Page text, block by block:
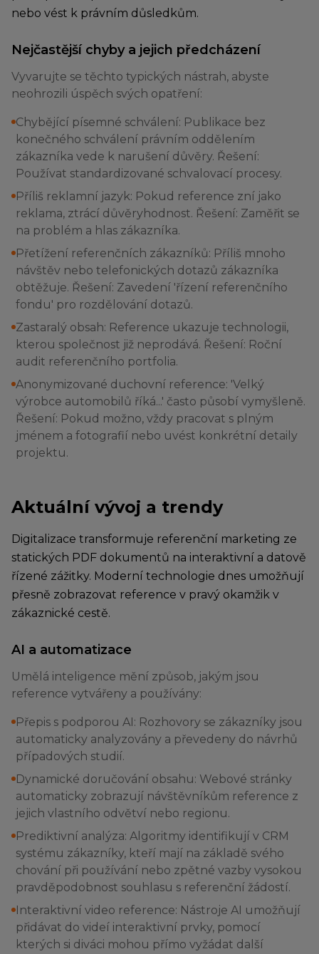
nebo vést k právním důsledkům.
Nejčastější chyby a jejich předcházení
Vyvarujte se těchto typických nástrah, abyste
neohrozili úspěch svých opatření:
Chybějící písemné schválení: Publikace bez
konečného schválení právním oddělením
zákazníka vede k narušení důvěry. Řešení:
Používat standardizované schvalovací procesy.
Příliš reklamní jazyk: Pokud reference zní jako
reklama, ztrácí důvěryhodnost. Řešení: Zaměřit se
na problém a hlas zákazníka.
Přetížení referenčních zákazníků: Příliš mnoho
návštěv nebo telefonických dotazů zákazníka
obtěžuje. Řešení: Zavedení 'řízení referenčního
fondu' pro rozdělování dotazů.
Zastaralý obsah: Reference ukazuje technologii,
kterou společnost již neprodává. Řešení: Roční
audit referenčního portfolia.
Anonymizované duchovní reference: 'Velký
výrobce automobilů říká...' často působí vymyšleně.
Řešení: Pokud možno, vždy pracovat s plným
jménem a fotografií nebo uvést konkrétní detaily
projektu.
Aktuální vývoj a trendy
Digitalizace transformuje referenční marketing ze
statických PDF dokumentů na interaktivní a datově
řízené zážitky. Moderní technologie dnes umožňují
přesně zobrazovat reference v pravý okamžik v
zákaznické cestě.
AI a automatizace
Umělá inteligence mění způsob, jakým jsou
reference vytvářeny a používány:
Přepis s podporou AI: Rozhovory se zákazníky jsou
automaticky analyzovány a převedeny do návrhů
případových studií.
Dynamické doručování obsahu: Webové stránky
automaticky zobrazují návštěvníkům reference z
jejich vlastního odvětví nebo regionu.
Prediktivní analýza: Algoritmy identifikují v CRM
systému zákazníky, kteří mají na základě svého
chování při používání nebo zpětné vazby vysokou
pravděpodobnost souhlasu s referenční žádostí.
Interaktivní video reference: Nástroje AI umožňují
přidávat do videí interaktivní prvky, pomocí
kterých si diváci mohou přímo vyžádat další